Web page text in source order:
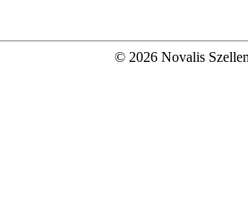
© 2026 Novalis